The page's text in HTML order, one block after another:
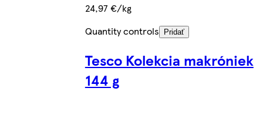
24,97 €/kg
Quantity controls
Pridať
Tesco Kolekcia makróniek
144 g